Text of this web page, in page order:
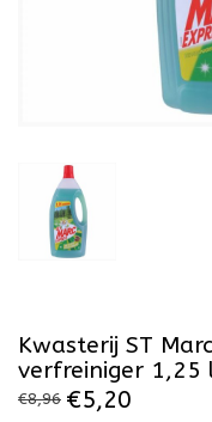
Kwasterij ST
verfreiniger 1,25
€8,96 €5,20